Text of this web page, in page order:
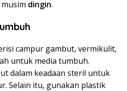
dingin.
campur gambut, vermikulit,
untuk media tumbuh.
dalam keadaan steril untuk
Selain itu, gunakan plastik